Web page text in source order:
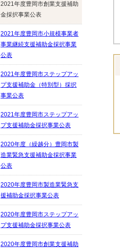
2021年度豊岡市創業支援補助
金採択事業公表
2021年度豊岡市小規模事業者
事業継続支援補助金採択事業
公表
2021年度豊岡市ステップアッ
プ支援補助金（特別型）採択
事業公表
2021年度豊岡市ステップアッ
プ支援補助金採択事業公表
2020年度（繰越分）豊岡市製
造業緊急支援補助金採択事業
公表
2020年度豊岡市製造業緊急支
援補助金採択事業公表
2020年度豊岡市ステップアッ
プ支援補助金採択事業公表
2020年度豊岡市創業支援補助